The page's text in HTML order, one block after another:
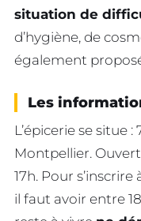
situation de
d’hygiène, de
également
Les
L’épicerie se situe
Montpellier.
17h. Pour s’inscrire
il faut avoir entre